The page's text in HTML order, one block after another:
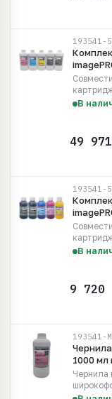
193541-
350,
321.
В
193541-
350,
321.
В
193541-
1000 мл
Чернила
TM-350/